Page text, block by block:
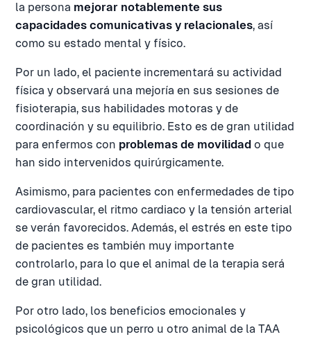
la persona mejorar notablemente sus
capacidades comunicativas y relacionales, así
como su estado mental y físico.
Por un lado, el paciente incrementará su actividad
física y observará una mejoría en sus sesiones de
fisioterapia, sus habilidades motoras y de
coordinación y su equilibrio. Esto es de gran utilidad
para enfermos con problemas de movilidad o que
han sido intervenidos quirúrgicamente.
Asimismo, para pacientes con enfermedades de tipo
cardiovascular, el ritmo cardiaco y la tensión arterial
se verán favorecidos. Además, el estrés en este tipo
de pacientes es también muy importante
controlarlo, para lo que el animal de la terapia será
de gran utilidad.
Por otro lado, los beneficios emocionales y
psicológicos que un perro u otro animal de la TAA